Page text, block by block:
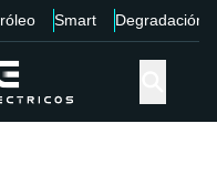
Smart Degradación